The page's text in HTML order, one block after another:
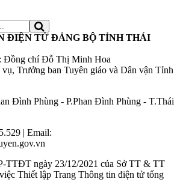
ĐIỆN TỬ ĐẢNG BỘ TỈNH THÁI
Đồng chí Đỗ Thị Minh Hoa
Trưởng ban Tuyên giáo và Dân vận Tỉnh
Đình Phùng - P.Phan Đình Phùng - T.Thái
| Email:
TTĐT ngày 23/12/2021 của Sở TT & TT
Thiết lập Trang Thông tin điện tử tổng